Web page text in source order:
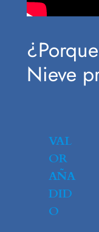
Nieve
VAL
OR
AÑA
DID
O